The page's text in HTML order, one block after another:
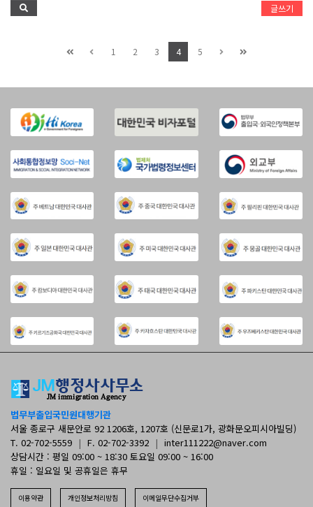
글쓰기
1 2 3 4 5
법무부출입국민원대행기관
서울 종로구 새문안로 92 1206호, 1207호 (신문로1가, 광화문오피시아빌딩)
T. 02-702-5559 | F. 02-702-3392 | inter111222@naver.com
상담시간 : 평일 09:00 ~ 18:30 토요일 09:00 ~ 16:00
휴일 : 일요일 및 공휴일은 휴무
이용약관 개인정보처리방침 이메일무단수집거부